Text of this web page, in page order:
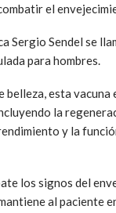
el
Sergio Sendel se
para hombres.
esta vacuna
la
y la
los signos del
al paciente